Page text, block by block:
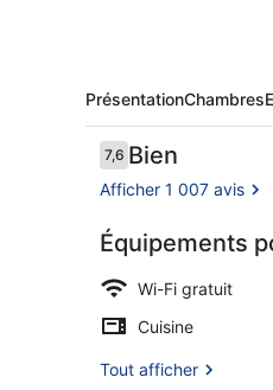
PrésentationChambres
Avis
voyageurs
7,67,6 sur 10
Bien
Afficher 1 007 avis
Équipements
Wi-Fi gratuit
Cuisine
Tout afficher